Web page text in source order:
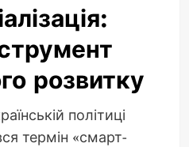
розвитку
політиці
термін «смарт-